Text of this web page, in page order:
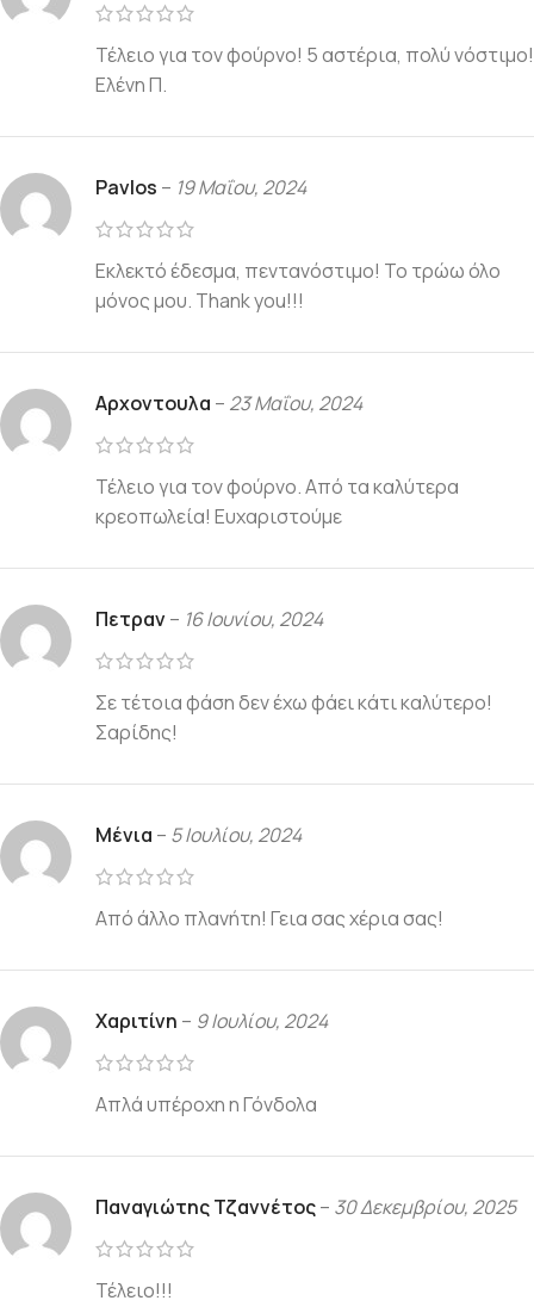
Τέλειο για τον φούρνο! 5 αστέρια, πολύ νόστιμο!
Ελένη Π.
Pavlos – 19 Μαΐου, 2024
Εκλεκτό έδεσμα, πεντανόστιμο! Το τρώω όλο
μόνος μου. Thank you!!!
Αρχοντουλα – 23 Μαΐου, 2024
Τέλειο για τον φούρνο. Από τα καλύτερα
κρεοπωλεία! Ευχαριστούμε
Πετραν– 16 Ιουνίου, 2024
Σε τέτοια φάση δεν έχω φάει κάτι καλύτερο!
Σαρίδης!
Μένια – 5 Ιουλίου, 2024
Από άλλο πλανήτη! Γεια σας χέρια σας!
Χαριτίνη – 9 Ιουλίου, 2024
Απλά υπέροχη η Γόνδολα
Παναγιώτης Τζαννέτος– 30 Δεκεμβρίου, 2025
Τέλειο!!!